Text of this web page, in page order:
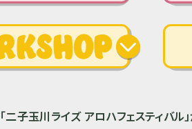
「二子玉川ライズ アロハフェスティバル